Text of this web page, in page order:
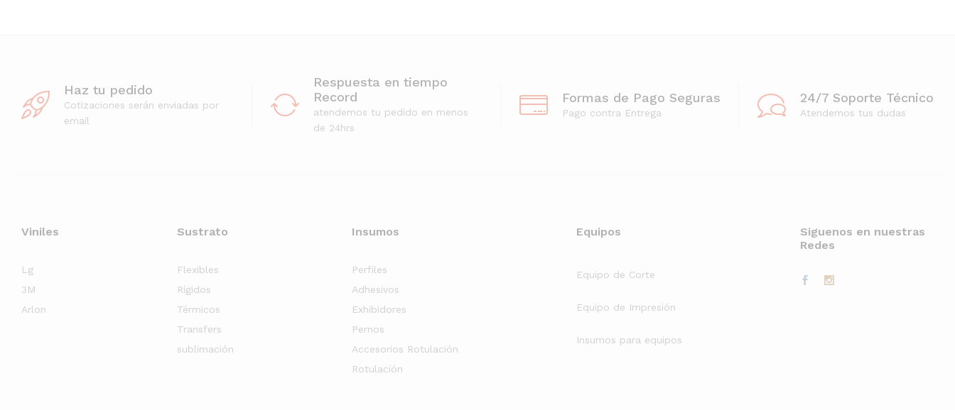
Haz tu pedido
Cotizaciones serán enviadas por
email
Respuesta en tiempo
Record
atendemos tu pedido en menos
de 24hrs
Formas de Pago Seguras
Pago contra Entrega
24/7 Soporte Técnico
Atendemos tus dudas
Viniles
Lg
3M
Arlon
Sustrato
Flexibles
Rígidos
Térmicos
Transfers
sublimación
Insumos
Perfiles
Adhesivos
Exhibidores
Pernos
Accesorios Rotulación
Rotulación
Equipos
Equipo de Corte
Equipo de Impresión
Insumos para equipos
Siguenos en nuestras
Redes